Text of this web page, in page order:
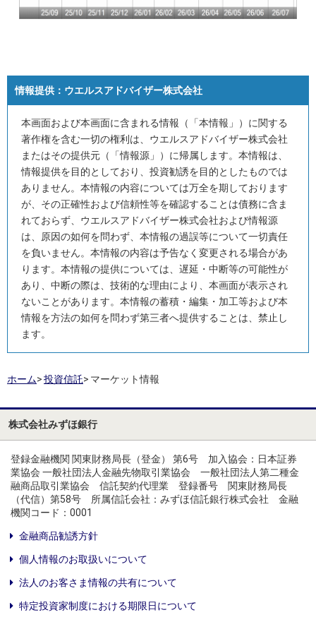
情報提供： ウエルスアドバイザー株式会社
本画面および本画面に含まれる情報（「本情報」）に関する
著作権を含む一切の権利は、ウエルスアドバイザー株式会社
またはその提供元（「情報源」）に帰属します。本情報は、
情報提供を目的としており、投資勧誘を目的としたものでは
ありません。本情報の内容については万全を期しております
が、その正確性および信頼性等を確認することは債務に含ま
れておらず、ウエルスアドバイザー株式会社および情報源
は、原因の如何を問わず、本情報の過誤等について一切責任
を負いません。本情報の内容は予告なく変更される場合があ
ります。本情報の提供については、遅延・中断等の可能性が
あり、中断の際は、技術的な理由により、本画面が表示され
ないことがあります。本情報の蓄積・編集・加工等および本
情報を方法の如何を問わず第三者へ提供することは、禁止し
ます。
ホーム>投資信託> マーケット情報
株式会社みずほ銀行
登録金融機関 関東財務局長（登金） 第6号 加入協会：日本証券
業協会 一般社団法人金融先物取引業協会 一般社団法人第二種金
融商品取引業協会 信託契約代理業 登録番号 関東財務局長
（代信）第58号 所属信託会社：みずほ信託銀行株式会社 金融
機関コード：0001
金融商品勧誘方針
個人情報のお取扱いについて
法人のお客さま情報の共有について
特定投資家制度における期限日について